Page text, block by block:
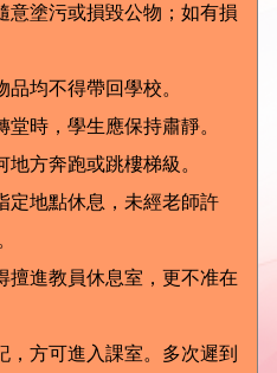
塗污或損毀公物；如有損
均不得帶回學校。
時，學生應保持肅靜。
方奔跑或跳樓梯級。
地點休息，未經老師許
進教員休息室，更不准在
方可進入課室。多次遲到